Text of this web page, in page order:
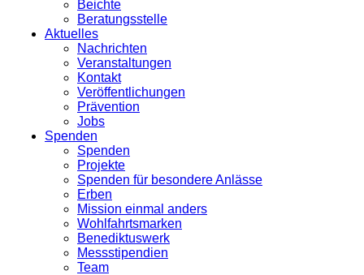
Beichte
Beratungsstelle
Aktuelles
Nachrichten
Veranstaltungen
Kontakt
Veröffentlichungen
Prävention
Jobs
Spenden
Spenden
Projekte
Spenden für besondere Anlässe
Erben
Mission einmal anders
Wohlfahrtsmarken
Benediktuswerk
Messstipendien
Team